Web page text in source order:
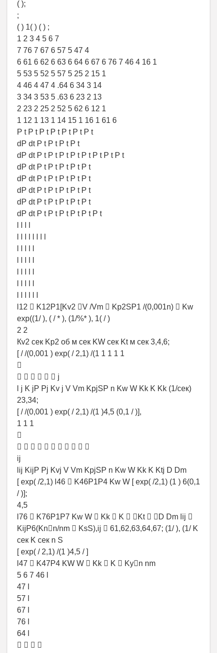
( );
;
( ) 1( ) ( ) ;
1 2 3 4 5 6 7
7 76 7 67 6 57 5 47 4
6 61 6 62 6 63 6 64 6 67 6 76 7 46 4 16 1
5 53 5 52 5 57 5 25 2 15 1
4 46 4 47 4 .64 6 34 3 14
3 34 3 53 5 .63 6 23 2 13
2 23 2 25 2 52 5 62 6 12 1
1 12 1 13 1 14 15 1 16 1 61 6
P t P t P t P t P t P t P t
dP dt P t P t P t P t
dP dt P t P t P t P t P t P t P t P t
dP dt P t P t P t P t Р t
dP dt P t P t P t P t Р t
dP dt P t P t P t P t Р t
dP dt P t P t P t P t P t
dP dt P t P t P t P t P t P t
l12  K12P1[Kv2 V /Vm  Kp2SP1 /(0,001n)  Kw
exp((1/ ), ( / * ), (1/%* ), 1( / )
2 2
Кv2 сек Kp2 об м сек KW сек Kt м сек 3,4,6;
[ / /(0,001 ) exp( / 2,1) /(1 1 1 1 1

      j
l j K jP Pj Kv j V Vm KpjSP n Kw W Kk K Kk (1/сек)
23,34;
[ / /(0,001 ) exp( / 2,1) /(1 )4,5 (0,1 / )],
1 1 1

          
ij
lij KijP Pj Kvj V Vm KpjSP n Kw W Kk K Ktj D Dm
[ exp( /2,1) l46  K46P1P4 Kw W [ exp( /2,1) (1 ) 6(0,1
/ )];
4,5
l76  K76P1P7 Kw W  Kk  K  Kt  D Dm lij 
KijP6(Knn/nm  KsS),ij  61,62,63,64,67; (1/ ), (1/ K
сек K сек n S
[ exp( / 2,1) /(1 )4,5 / ]
l47  K47P4 KW W  Kk  K  Kyn nm
5 6 7 46 l
47 l
57 l
67 l
76 l
64 l
   